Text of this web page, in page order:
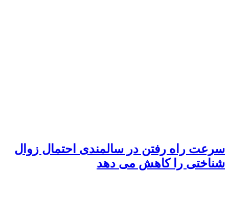
سرعت راه رفتن در سالمندی احتمال زوال
شناختی را کاهش می دهد